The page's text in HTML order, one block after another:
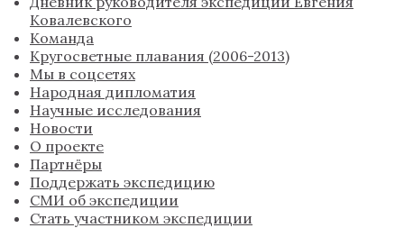
Ковалевского
Команда
Кругосветные плавания (2006-2013)
Мы в соцсетях
Народная дипломатия
Научные исследования
Новости
О проекте
Партнёры
Поддержать экспедицию
СМИ об экспедиции
Стать участником экспедиции